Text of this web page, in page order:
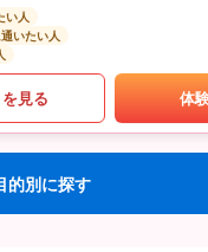
い人
いたい人
見る 体
的別に探す